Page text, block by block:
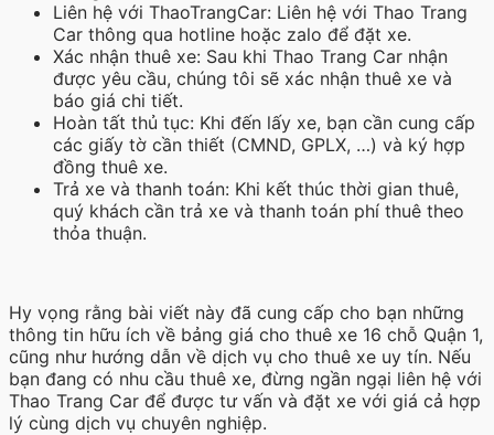
Liên hệ với ThaoTrangCar: Liên hệ với Thao Trang
Car thông qua hotline hoặc zalo để đặt xe.
Xác nhận thuê xe: Sau khi Thao Trang Car nhận
được yêu cầu, chúng tôi sẽ xác nhận thuê xe và
báo giá chi tiết.
Hoàn tất thủ tục: Khi đến lấy xe, bạn cần cung cấp
các giấy tờ cần thiết (CMND, GPLX, …) và ký hợp
đồng thuê xe.
Trả xe và thanh toán: Khi kết thúc thời gian thuê,
quý khách cần trả xe và thanh toán phí thuê theo
thỏa thuận.
Hy vọng rằng bài viết này đã cung cấp cho bạn những
thông tin hữu ích về bảng giá cho thuê xe 16 chỗ Quận 1,
cũng như hướng dẫn về dịch vụ cho thuê xe uy tín. Nếu
bạn đang có nhu cầu thuê xe, đừng ngần ngại liên hệ với
Thao Trang Car để được tư vấn và đặt xe với giá cả hợp
lý cùng dịch vụ chuyên nghiệp.